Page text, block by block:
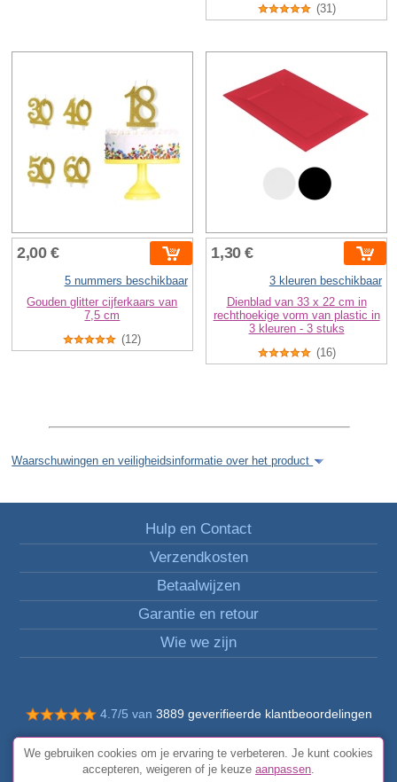
(31)
2,00 €
5 nummers beschikbaar
Gouden glitter cijferkaars van
7,5 cm
(12)
1,30 €
3 kleuren beschikbaar
Dienblad van 33 x 22 cm in
rechthoekige vorm van plastic in
3 kleuren - 3 stuks
(16)
Waarschuwingen en veiligheidsinformatie over het product
Hulp en Contact
Verzendkosten
Betaalwijzen
Garantie en retour
Wie we zijn
4.7/5 van 3889 geverifieerde klantbeoordelingen
© Alle rechten voorbehouden FunToCome
Algemene voorwaarden
We gebruiken cookies om je ervaring te verbeteren. Je kunt cookies
accepteren, weigeren of je keuze aanpassen.